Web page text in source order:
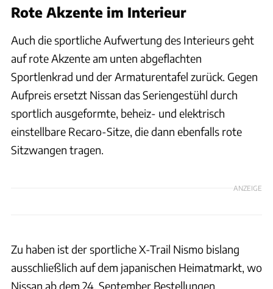
Rote Akzente im Interieur
Auch die sportliche Aufwertung des Interieurs geht
auf rote Akzente am unten abgeflachten
Sportlenkrad und der Armaturentafel zurück. Gegen
Aufpreis ersetzt Nissan das Seriengestühl durch
sportlich ausgeformte, beheiz- und elektrisch
einstellbare Recaro-Sitze, die dann ebenfalls rote
Sitzwangen tragen.
ANZEIGE
Zu haben ist der sportliche X-Trail Nismo bislang
ausschließlich auf dem japanischen Heimatmarkt, wo
Nissan ab dem 24. September Bestellungen